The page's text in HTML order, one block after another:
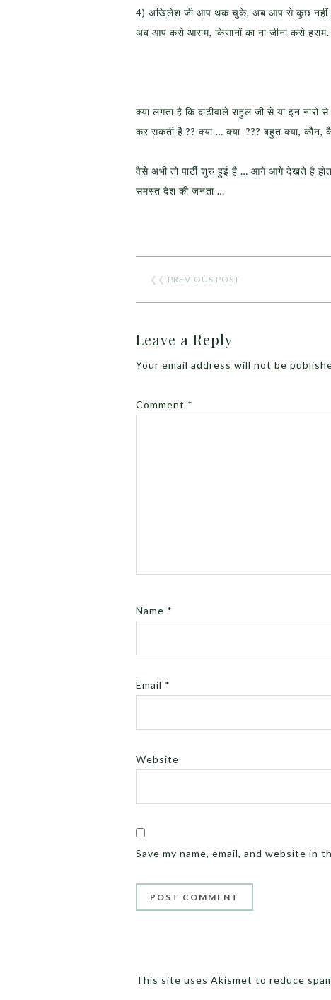
4) अखिलेश जी आप थक चुके, अब आप से कुछ नहीं
अब आप करो आराम, किसानों का ना जीना करो
क्या लगता है कि दाढीवाले राहुल जी से या इन
कर सकती है ?? क्या … क्या ??? बहुत क्या, कौन,
वैसे अभी तो पार्टी शुरु हुई है … आगे आगे देखते है
समस्त देश की जनता …
❮❮ PREVIOUS POST
Leave a Reply
Your email address will not be
Comment *
Name *
Email *
Website
Save my name, email, and website
This site uses Akismet to reduce